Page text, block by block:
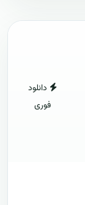
دانلود
فوری